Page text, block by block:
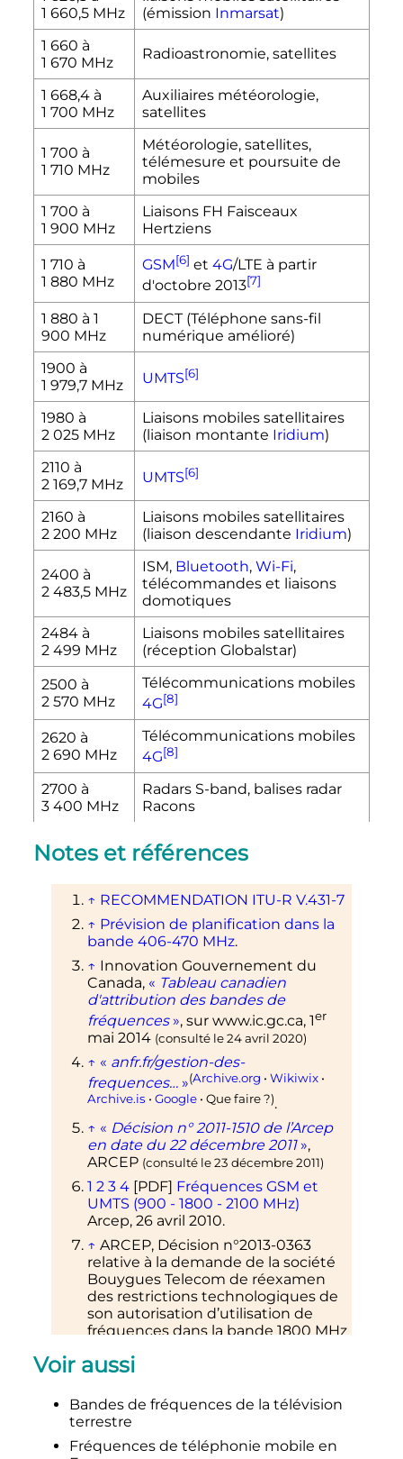
1 660,5 MHz
(émission Inmarsat)
1 660 à
1 670 MHz
Radioastronomie, satellites
1 668,4 à
1 700 MHz
Auxiliaires météorologie,
satellites
1 700 à
1 710 MHz
Météorologie, satellites,
télémesure et poursuite de
mobiles
1 700 à
1 900 MHz
Liaisons FH Faisceaux
Hertziens
1 710 à
1 880 MHz
GSM[6] et 4G/LTE à partir
d'octobre 2013[7]
1 880 à 1
900 MHz
DECT (Téléphone sans-fil
numérique amélioré)
1900 à
1 979,7 MHz UMTS[6]
1980 à
2 025 MHz
Liaisons mobiles satellitaires
(liaison montante Iridium)
2110 à
2 169,7 MHz UMTS[6]
2160 à
2 200 MHz
Liaisons mobiles satellitaires
(liaison descendante Iridium)
2400 à
2 483,5 MHz
ISM, Bluetooth, Wi-Fi,
télécommandes et liaisons
domotiques
2484 à
2 499 MHz
Liaisons mobiles satellitaires
(réception Globalstar)
2500 à
2 570 MHz
Télécommunications mobiles
4G[8]
2620 à
2 690 MHz
Télécommunications mobiles
4G[8]
2700 à
3 400 MHz
Radars S-band, balises radar
Racons
Notes et références
↑ RECOMMENDATION ITU-R V.431-7
↑ Prévision de planification dans la
bande 406-470 MHz.
↑ Innovation Gouvernement du
Canada, « Tableau canadien
d'attribution des bandes de
fréquences », sur www.ic.gc.ca, 1er
mai 2014 (consulté le24 avril 2020)
↑ « anfr.fr/gestion-des-
frequences… »(Archive.org • Wikiwix•
Archive.is • Google• Que faire ?).
↑ « Décision n° 2011-1510 de l’Arcep
en date du 22 décembre 2011 »,
ARCEP (consulté le23 décembre 2011)
1 2 3 4 [PDF] Fréquences GSM et
UMTS (900 - 1800 - 2100 MHz)
Arcep, 26 avril 2010.
↑ ARCEP, Décision n°2013-0363
relative à la demande de la société
Bouygues Telecom de réexamen
des restrictions technologiques de
son autorisation d’utilisation de
fréquences dans la bande 1800 MHz
l’ordonnance n°2011-1012 du 24 août
12« Décision n° 2011-1080 en date
du 22 septembre 2011
(consulté le 6 octobre 2011)
Voir aussi
Bandes de fréquences de la télévision
terrestre
Fréquences de téléphonie mobile en